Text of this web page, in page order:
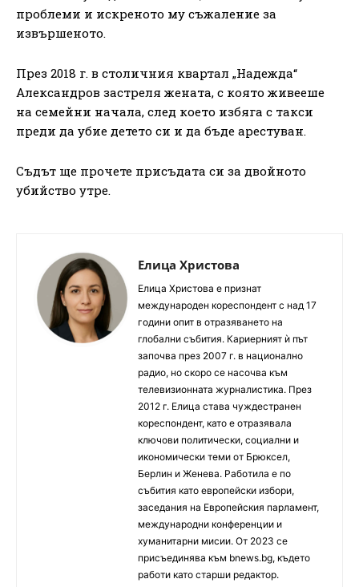
проблеми и искреното му съжаление за
извършеното.
През 2018 г. в столичния квартал „Надежда“
Александров застреля жената, с която живееше
на семейни начала, след което избяга с такси
преди да убие детето си и да бъде арестуван.
Съдът ще прочете присъдата си за двойното
убийство утре.
Елица Христова
Елица Христова е признат
международен кореспондент с над 17
години опит в отразяването на
глобални събития. Кариерният ѝ път
започва през 2007 г. в национално
радио, но скоро се насочва към
телевизионната журналистика. През
2012 г. Елица става чуждестранен
кореспондент, като е отразявала
ключови политически, социални и
икономически теми от Брюксел,
Берлин и Женева. Работила е по
събития като европейски избори,
заседания на Европейския парламент,
международни конференции и
хуманитарни мисии. От 2023 се
присъединява към bnews.bg, където
работи като старши редактор.